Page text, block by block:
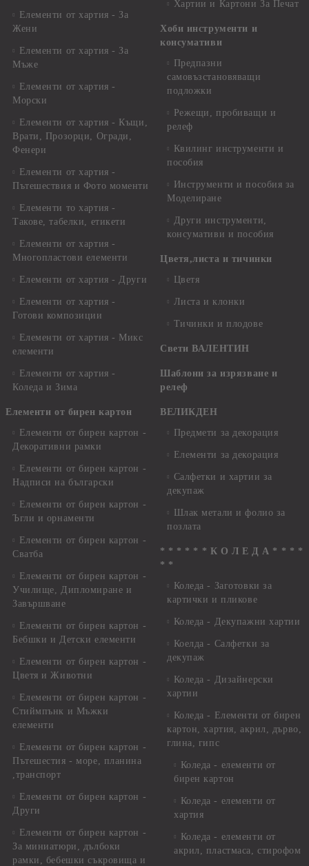
Елементи от хартия - За
Жени
Елементи от хартия - За
Мъже
Елементи от хартия -
Морски
Елементи от хартия - Къщи,
Врати, Прозорци, Огради,
Фенери
Елементи от хартия -
Пътешествия и Фото моменти
Елементи то хартия -
Такове, табелки, етикети
Елементи от хартия -
Многопластови елементи
Елементи от хартия - Други
Елементи от хартия -
Готови композиции
Елементи от хартия - Микс
елементи
Елементи от хартия -
Коледа и Зима
Елементи от бирен картон
Елементи от бирен картон -
Декоративни рамки
Елементи от бирен картон -
Надписи на български
Елементи от бирен картон -
Ъгли и орнаменти
Елементи от бирен картон -
Сватба
Елементи от бирен картон -
Училище, Дипломиране и
Завършване
Елементи от бирен картон -
Бебшки и Детски елементи
Елементи от бирен картон -
Цветя и Животни
Елементи от бирен картон -
Стиймпънк и Мъжки
елементи
Елементи от бирен картон -
Пътешестия - море, планина
,транспорт
Елементи от бирен картон -
Други
Елементи от бирен картон -
За миниатюри, дълбоки
рамки, бебешки съкровища и
Хартии и Картони За Печат
Хоби инструменти и
консумативи
Предпазни
самовъзстановяващи
подложки
Режещи, пробиващи и
релеф
Квилинг инструменти и
пособия
Инструменти и пособия за
Моделиране
Други инструменти,
консумативи и пособия
Цветя,листа и тичинки
Цветя
Листа и клонки
Тичинки и плодове
Свети ВАЛЕНТИН
Шаблони за изрязване и
релеф
ВЕЛИКДЕН
Предмети за декорация
Елементи за декорация
Салфетки и хартии за
декупаж
Шлак метали и фолио за
позлата
* * * * * * К О Л Е Д А * * * *
* *
Коледа - Заготовки за
картички и пликове
Коледа - Декупажни хартии
Коелда - Салфетки за
декупаж
Коледа - Дизайнерски
хартии
Коледа - Eлементи от бирен
картон, хартия, акрил, дърво,
глина, гипс
Коледа - елементи от
бирен картон
Коледа - елементи от
хартия
Коледа - елементи от
акрил, пластмаса, стирофом